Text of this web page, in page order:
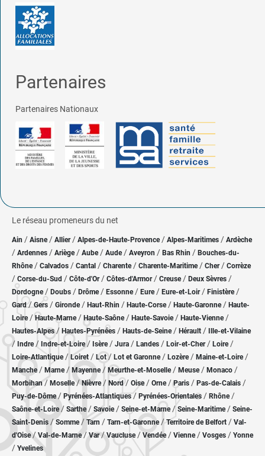
Partenaires
Partenaires Nationaux
Le réseau promeneurs du net
Ain / Aisne/ Allier/ Alpes-de-Haute-Provence / Alpes-Maritimes / Ardèche
/ Ardennes / Ariège/ Aube/ Aude / Aveyron / Bas Rhin / Bouches-du-
Rhône/ Calvados / Cantal / Charente / Charente-Maritime/ Cher / Corrèze
/ Corse-du-Sud / Côte-d'Or / Côtes-d'Armor/ Creuse/ Deux Sèvres /
Dordogne/ Doubs / Drôme/ Essonne / Eure/ Eure-et-Loir / Finistère/
Gard/Gers / Gironde/ Haut-Rhin / Haute-Corse/ Haute-Garonne/ Haute-
Loire/Haute-Marne/ Haute-Saône/ Haute-Savoie/ Haute-Vienne/
Hautes-Alpes/ Hautes-Pyrénées / Hauts-de-Seine/ Hérault / Ille-et-Vilaine
/ Indre/ Indre-et-Loire/ Isère/ Jura / Landes / Loir-et-Cher/ Loire/
Loire-Atlantique/ Loiret / Lot/ Lot et Garonne/ Lozère / Maine-et-Loire/
Manche/ Marne/ Mayenne/ Meurthe-et-Moselle/ Meuse/ Monaco /
Morbihan/ Moselle/ Nièvre / Nord/ Oise / Orne/Paris / Pas-de-Calais /
Puy-de-Dôme/ Pyrénées-Atlantiques / Pyrénées-Orientales / Rhône/
Saône-et-Loire/ Sarthe/ Savoie/ Seine-et-Marne/ Seine-Maritime/ Seine-
Saint-Denis /Somme/ Tarn / Tarn-et-Garonne/Territoire de Belfort / Val-
d'Oise/ Val-de-Marne/Var/Vaucluse/ Vendée/ Vienne/ Vosges / Yonne
/ Yvelines